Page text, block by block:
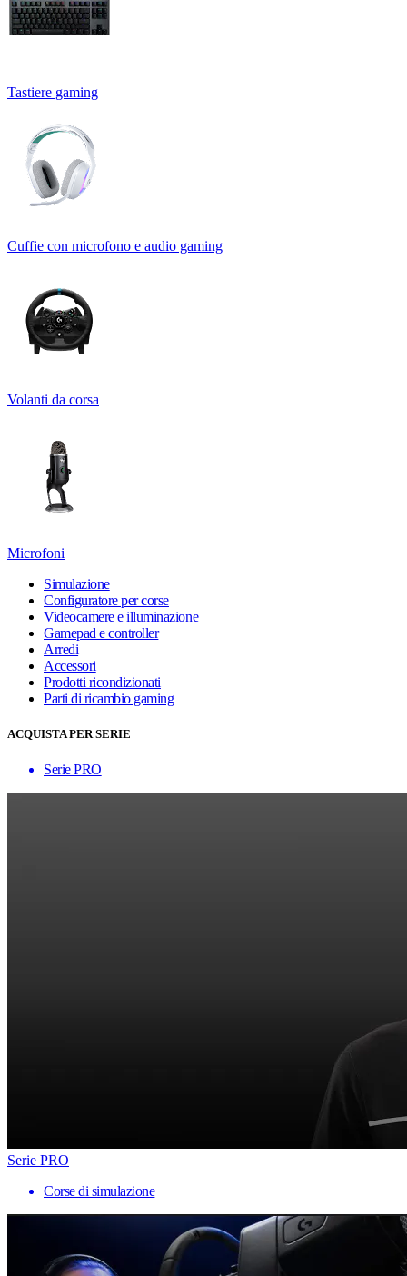
Tastiere gaming
Cuffie con microfono e audio gaming
Volanti da corsa
Microfoni
Simulazione
Configuratore per corse
Videocamere e illuminazione
Gamepad e controller
Arredi
Accessori
Prodotti ricondizionati
Parti di ricambio gaming
ACQUISTA PER SERIE
Serie PRO
Serie PRO
Corse di simulazione